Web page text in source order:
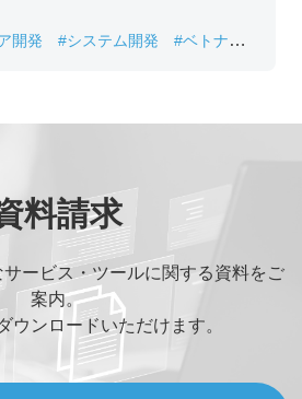
開発 #システム開発
#ベトナムIT
料請求
ービス・ツールに関する資料をご
案内。
ウンロードいただけます。